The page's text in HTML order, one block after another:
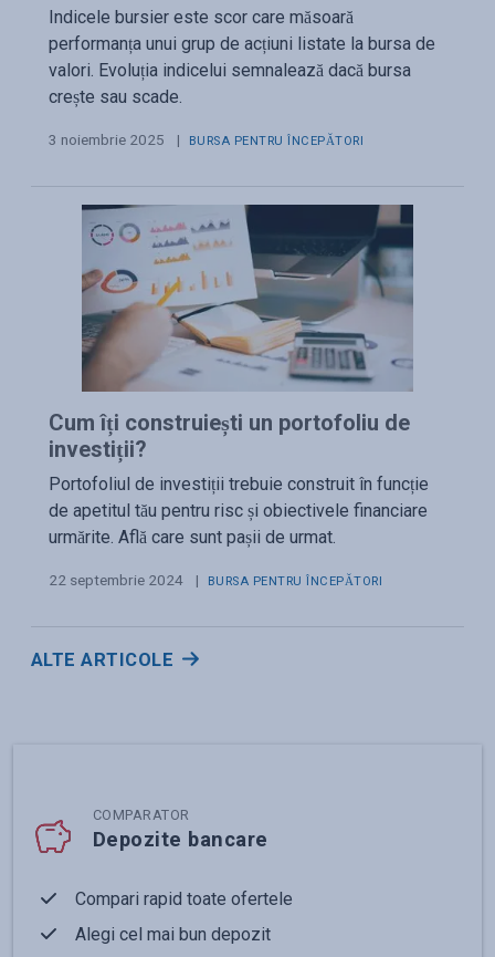
Indicele bursier este scor care măsoară
performanța unui grup de acțiuni listate la bursa de
valori. Evoluția indicelui semnalează dacă bursa
crește sau scade.
3 noiembrie 2025 | BURSA PENTRU ÎNCEPĂTORI
Cum îți construiești un portofoliu de
investiții?
Portofoliul de investiții trebuie construit în funcție
de apetitul tău pentru risc și obiectivele financiare
urmărite. Află care sunt pașii de urmat.
22 septembrie 2024 | BURSA PENTRU ÎNCEPĂTORI
ALTE ARTICOLE
COMPARATOR
Depozite bancare
Compari rapid toate ofertele
Alegi cel mai bun depozit